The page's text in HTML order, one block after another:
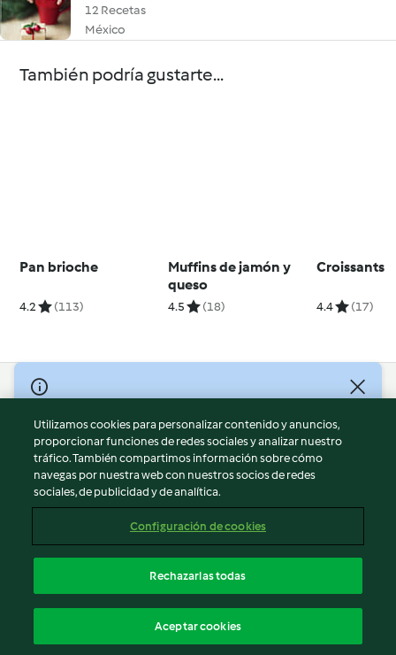
12 Recetas
México
También podría gustarte...
Pan brioche
4.2 (113)
Muffins de jamón y
queso
4.5 (18)
Croissants
4.4 (17)
© Copyright 2026
Términos de uso
Política de privacidad
Aviso legal
Información legal
Reportar contenido
Declaración de accesibilidad
Utilizamos cookies para personalizar contenido y anuncios,
proporcionar funciones de redes sociales y analizar nuestro
tráfico. También compartimos información sobre cómo
navegas por nuestra web con nuestros socios de redes
sociales, de publicidad y de analítica.
Configuración de cookies
Rechazarlas todas
Aceptar cookies